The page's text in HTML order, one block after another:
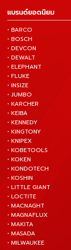
แบรนด์ยอดนิยม
• BARCO
• BOSCH
• DEVCON
• DEWALT
• ELEPHANT
• FLUKE
• INSIZE
• JUMBO
• KARCHER
• KEIBA
• KENNEDY
• KINGTONY
• KNIPEX
• KOBETOOLS
• KOKEN
• KONDOTECH
• KOSHIN
• LITTLE GIANT
• LOCTITE
• MACNAGHT
• MAGNAFLUX
• MAKITA
• MASADA
• MILWAUKEE